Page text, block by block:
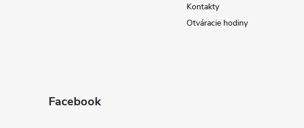
Kontakty
Otváracie hodiny
Facebook